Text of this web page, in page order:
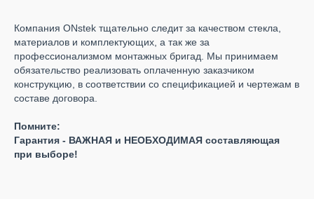
Компания ONstek тщательно следит за качеством стекла,
материалов и комплектующих, а так же за
профессионализмом монтажных бригад. Мы принимаем
обязательство реализовать оплаченную заказчиком
конструкцию, в соответствии со спецификацией и чертежам в
составе договора.
Помните:
Гарантия - ВАЖНАЯ и НЕОБХОДИМАЯ составляющая
при выборе!